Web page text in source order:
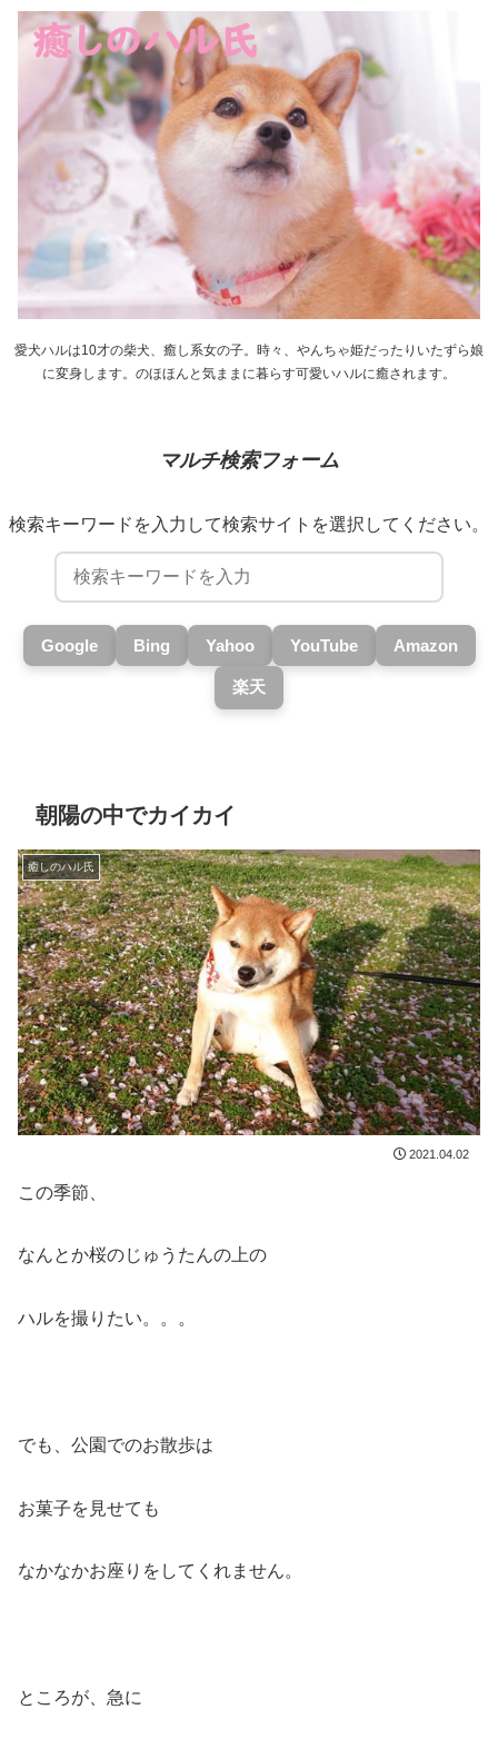
愛犬ハルは10才の柴犬、癒し系女の子。時々、やんちゃ姫だったりいたずら娘
に変身します。のほほんと気ままに暮らす可愛いハルに癒されます。
マルチ検索フォーム
検索キーワードを入力して検索サイトを選択してください。
Google Bing Yahoo YouTube Amazon
楽天
朝陽の中でカイカイ
癒しのハル氏
2021.04.02
この季節、
なんとか桜のじゅうたんの上の
ハルを撮りたい。。。
でも、公園でのお散歩は
お菓子を見せても
なかなかお座りをしてくれません。
ところが、急に